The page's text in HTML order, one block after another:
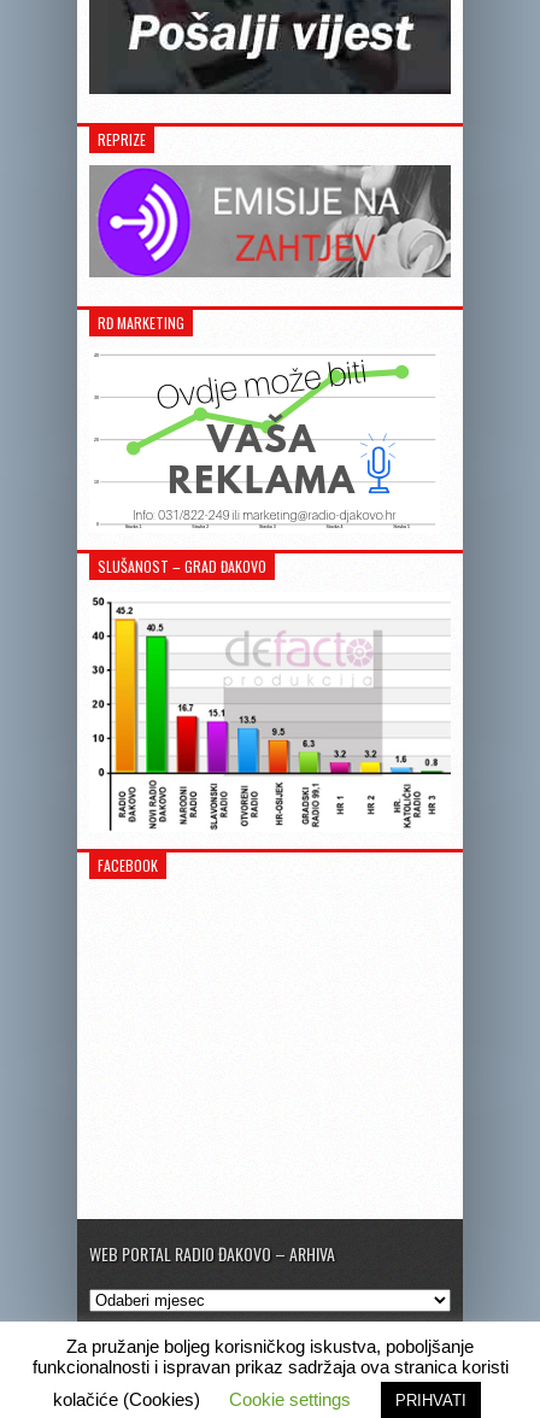
REPRIZE
RĐ MARKETING
SLUŠANOST – GRAD ĐAKOVO
FACEBOOK
WEB PORTAL RADIO ĐAKOVO – ARHIVA
Web
portal
Radio
Đakovo
Arhiva
Copyright © 2020 Radio Đakovo
Marketing Pogrebne obavijesti Program
Za pružanje boljeg korisničkog iskustva, poboljšanje
funkcionalnosti i ispravan prikaz sadržaja ova stranica koristi
kolačiće (Cookies)
Cookie settings PRIHVATI